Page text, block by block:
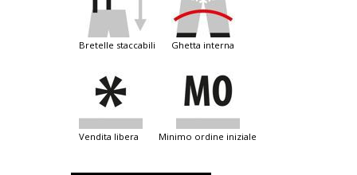
bretelle staccabili ghetta interna
vendita libera minimo ordine iniziale